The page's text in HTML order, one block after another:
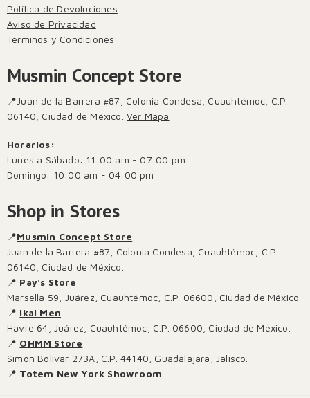
Política de Devoluciones
Aviso de Privacidad
Términos y Condiciones
Musmin Concept Store
📍Juan de la Barrera #87, Colonia Condesa, Cuauhtémoc, C.P.
06140, Ciudad de México. Ver Mapa
Horarios:
Lunes a Sábado: 11:00 am - 07:00 pm
Domingo: 10:00 am - 04:00 pm
Shop in Stores
📍Musmin Concept Store
Juan de la Barrera #87, Colonia Condesa, Cuauhtémoc, C.P.
06140, Ciudad de México.
📍 Pay's Store
Marsella 59, Juárez, Cuauhtémoc, C.P. 06600, Ciudad de México.
📍 Ikal Men
Havre 64, Juárez, Cuauhtémoc, C.P. 06600, Ciudad de México.
📍 OHMM Store
Simon Bolívar 273A, C.P. 44140, Guadalajara, Jalisco.
📍 Totem New York Showroom